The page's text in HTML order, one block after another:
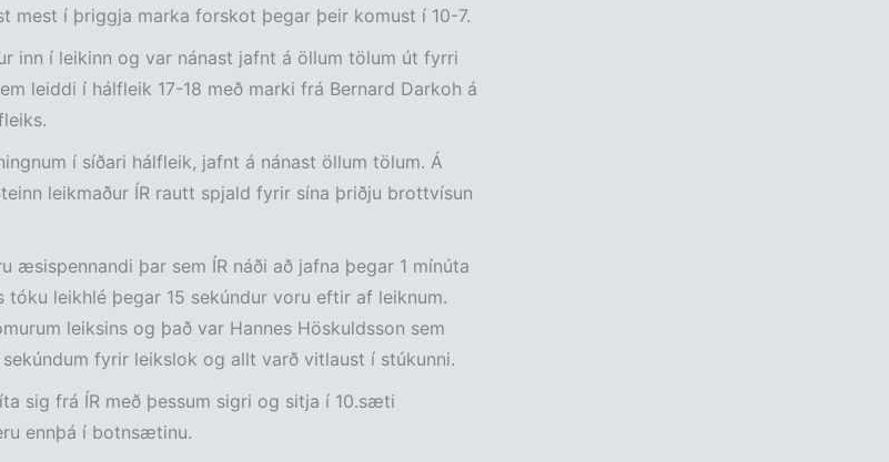
mest í þriggja marka forskot þegar þeir komust í 10-7.
inn í leikinn og var nánast jafnt á öllum tölum út fyrri
leiddi í hálfleik 17-18 með marki frá Bernard Darkoh á
í síðari hálfleik, jafnt á nánast öllum tölum. Á
leikmaður ÍR rautt spjald fyrir sína þriðju brottvísun
æsispennandi þar sem ÍR náði að jafna þegar 1 mínúta
tóku leikhlé þegar 15 sekúndur voru eftir af leiknum.
leiksins og það var Hannes Höskuldsson sem
fyrir leikslok og allt varð vitlaust í stúkunni.
sig frá ÍR með þessum sigri og sitja í 10.sæti
ennþá í botnsætinu.